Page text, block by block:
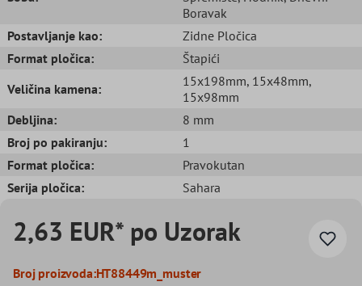
Boravak
Postavljanje kao:
Zidne Pločica
Format pločica:
Štapići
Veličina kamena:
15x198mm, 15x48mm,
15x98mm
Debljina:
8 mm
Broj po pakiranju:
1
Format pločica:
Pravokutan
Serija pločica:
Sahara
2,63 EUR* po Uzorak
Broj proizvoda:HT88449m_muster